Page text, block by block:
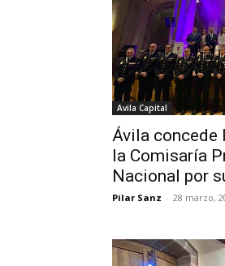
Avila Capital
Ávila concede
la Comisaría
Nacional por
Pilar Sanz - 28 marzo,